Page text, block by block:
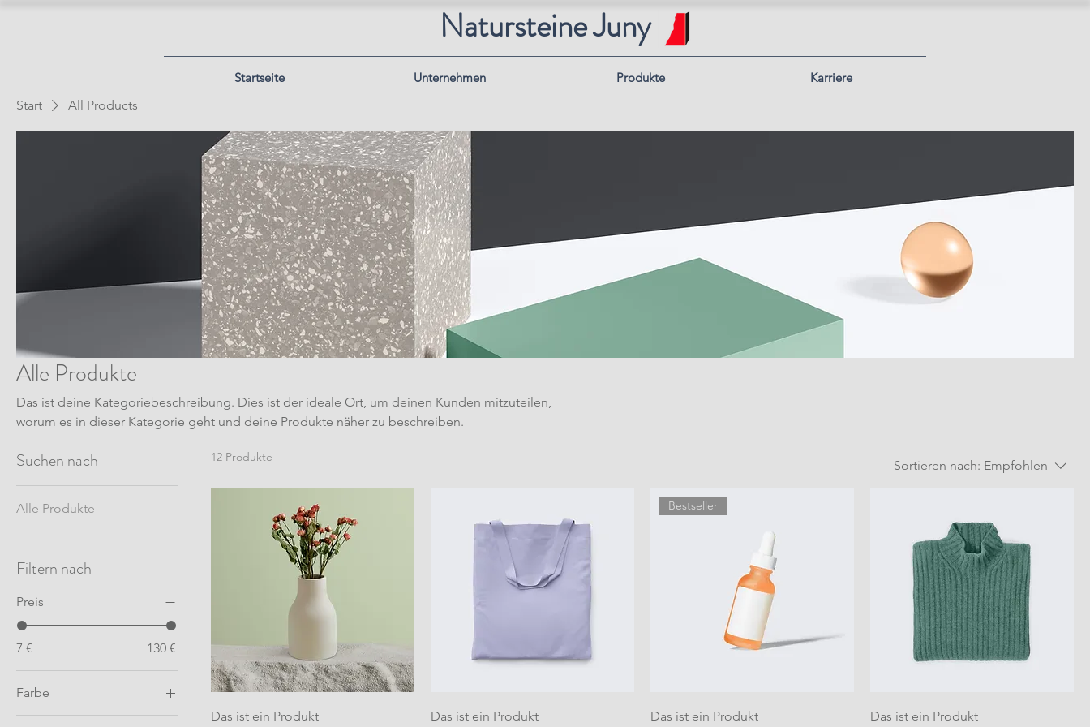
Natursteine Juny
Startseite Unternehmen Produkte
Karriere
Start
All Products
Alle Produkte
Das ist deine Kategoriebeschreibung. Dies ist der ideale Ort, um deinen Kunden mitzuteilen,
worum es in dieser Kategorie geht und deine Produkte näher zu beschreiben.
Suchen nach
Alle Produkte
Filtern nach
Preis
7 € 130 €
Farbe
12 Produkte
Sortieren nach: Empfohlen
Das ist ein Produkt
Das ist ein Produkt
Bestseller
Das ist ein Produkt
Das ist ein Produkt